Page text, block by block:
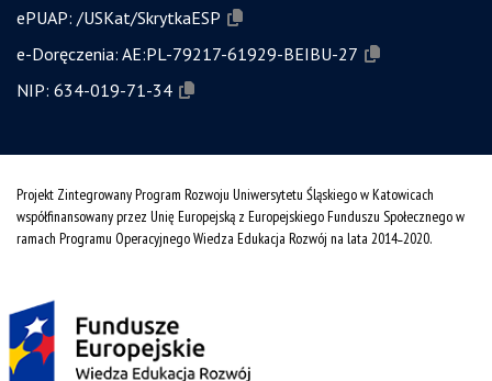
ePUAP: /USKat/SkrytkaESP
e-Doręczenia: AE:PL-79217-61929-BEIBU-27
NIP: 634-019-71-34
Projekt Zintegrowany Program Rozwoju Uniwersytetu Śląskiego w Katowicach
współfinansowany przez Unię Europejską z Europejskiego Funduszu Społecznego w
ramach Programu Operacyjnego Wiedza Edukacja Rozwój na lata 2014˗2020.